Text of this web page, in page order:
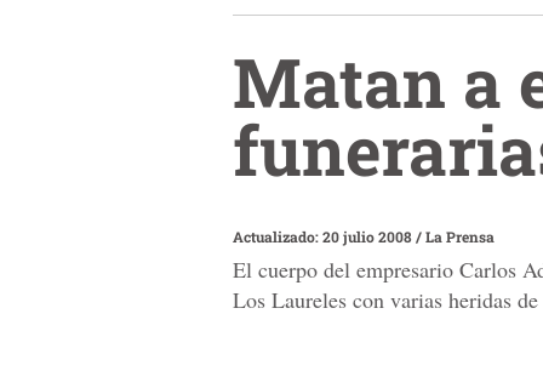
Matan a
Actualizado: 20 julio 2008/La Prensa
El cuerpo del empresario Carlos
Los Laureles con varias heridas